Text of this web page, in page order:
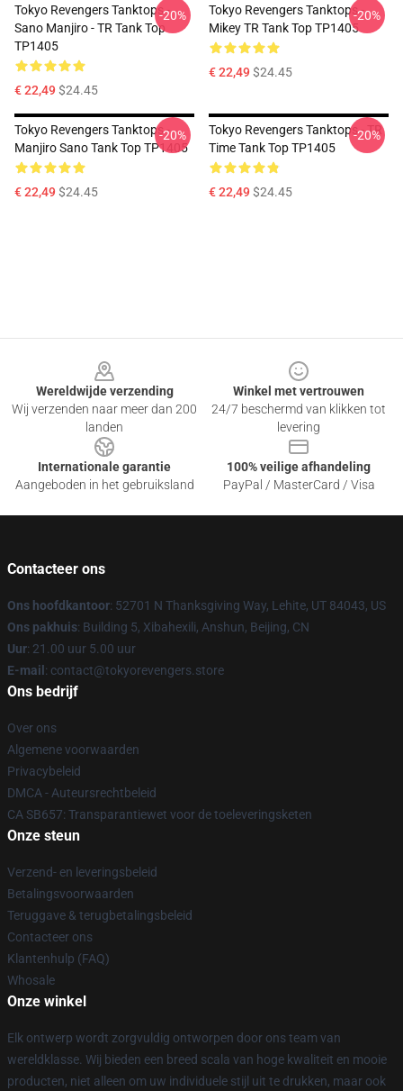
Tokyo Revengers Tanktops -
Sano Manjiro - TR Tank Top
TP1405
€ 22,49$24.45
-20%
Tokyo Revengers Tanktops -
Mikey TR Tank Top TP1405
€ 22,49$24.45
-20%
Tokyo Revengers Tanktops -
Manjiro Sano Tank Top TP1405
€ 22,49$24.45
-20%
Tokyo Revengers Tanktops - TR
Time Tank Top TP1405
€ 22,49$24.45
-20%
Wereldwijde verzending
Wij verzenden naar meer dan 200
landen
Winkel met vertrouwen
24/7 beschermd van klikken tot
levering
Internationale garantie
Aangeboden in het gebruiksland
100% veilige afhandeling
PayPal / MasterCard / Visa
Contacteer ons
Ons hoofdkantoor: 52701 N Thanksgiving Way, Lehite, UT 84043, US
Ons pakhuis: Building 5, Xibahexili, Anshun, Beijing, CN
Uur: 21.00 uur 5.00 uur
E-mail : contact@tokyorevengers.store
Ons bedrijf
Over ons
Algemene voorwaarden
Privacybeleid
DMCA - Auteursrechtbeleid
CA SB657: Transparantiewet voor de toeleveringsketen
Onze steun
Verzend- en leveringsbeleid
Betalingsvoorwaarden
Teruggave & terugbetalingsbeleid
Contacteer ons
Klantenhulp (FAQ)
Whosale
Onze winkel
Elk ontwerp wordt zorgvuldig ontworpen door ons team van
wereldklasse. Wij bieden een breed scala van hoge kwaliteit en mooie
producten, niet alleen om uw individuele stijl uit te drukken, maar ook